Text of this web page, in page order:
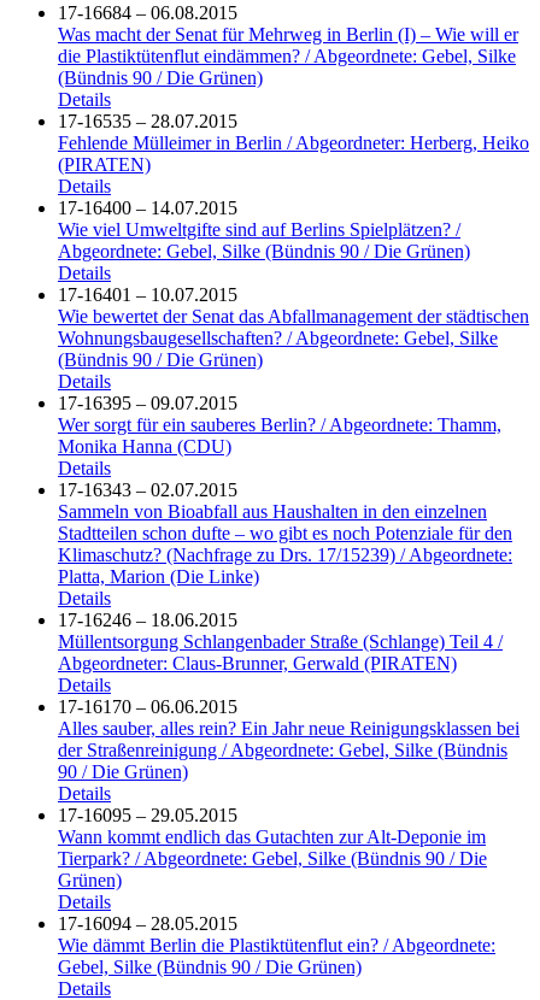
17-16684 – 06.08.2015
Was macht der Senat für Mehrweg in Berlin (I) – Wie will er
die Plastiktütenflut eindämmen? / Abgeordnete: Gebel, Silke
(Bündnis 90 / Die Grünen)
Details
17-16535 – 28.07.2015
Fehlende Mülleimer in Berlin / Abgeordneter: Herberg, Heiko
(PIRATEN)
Details
17-16400 – 14.07.2015
Wie viel Umweltgifte sind auf Berlins Spielplätzen? /
Abgeordnete: Gebel, Silke (Bündnis 90 / Die Grünen)
Details
17-16401 – 10.07.2015
Wie bewertet der Senat das Abfallmanagement der städtischen
Wohnungsbaugesellschaften? / Abgeordnete: Gebel, Silke
(Bündnis 90 / Die Grünen)
Details
17-16395 – 09.07.2015
Wer sorgt für ein sauberes Berlin? / Abgeordnete: Thamm,
Monika Hanna (CDU)
Details
17-16343 – 02.07.2015
Sammeln von Bioabfall aus Haushalten in den einzelnen
Stadtteilen schon dufte – wo gibt es noch Potenziale für den
Klimaschutz? (Nachfrage zu Drs. 17/15239) / Abgeordnete:
Platta, Marion (Die Linke)
Details
17-16246 – 18.06.2015
Müllentsorgung Schlangenbader Straße (Schlange) Teil 4 /
Abgeordneter: Claus-Brunner, Gerwald (PIRATEN)
Details
17-16170 – 06.06.2015
Alles sauber, alles rein? Ein Jahr neue Reinigungsklassen bei
der Straßenreinigung / Abgeordnete: Gebel, Silke (Bündnis
90 / Die Grünen)
Details
17-16095 – 29.05.2015
Wann kommt endlich das Gutachten zur Alt-Deponie im
Tierpark? / Abgeordnete: Gebel, Silke (Bündnis 90 / Die
Grünen)
Details
17-16094 – 28.05.2015
Wie dämmt Berlin die Plastiktütenflut ein? / Abgeordnete:
Gebel, Silke (Bündnis 90 / Die Grünen)
Details